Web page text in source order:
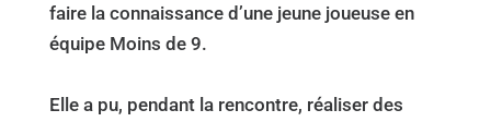
faire la connaissance d’une jeune joueuse en
équipe Moins de 9.
Elle a pu, pendant la rencontre, réaliser des